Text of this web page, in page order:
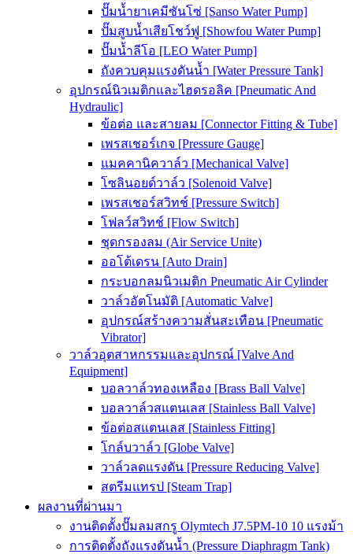
ปั๊มน้ำยาเคมีซันโซ่ [Sanso Water Pump]
ปั๊มสูบน้ำเสียโชว์ฟู [Showfou Water Pump]
ปั๊มน้ำลีโอ [LEO Water Pump]
ถังควบคุมแรงดันน้ำ [Water Pressure Tank]
อุปกรณ์นิวเมติกและไฮดรอลิค [Pneumatic And
Hydraulic]
ข้อต่อ และสายลม [Connector Fitting & Tube]
เพรสเชอร์เกจ [Pressure Gauge]
แมคคานิควาล์ว [Mechanical Valve]
โซลินอยด์วาล์ว [Solenoid Valve]
เพรสเชอร์สวิทช์ [Pressure Switch]
โฟลว์สวิทช์ [Flow Switch]
ชุดกรองลม (Air Service Unite)
ออโต้เดรน [Auto Drain]
กระบอกลมนิวเมติก Pneumatic Air Cylinder
วาล์วอัตโนมัติ [Automatic Valve]
อุปกรณ์สร้างความสั่นสะเทือน [Pneumatic
Vibrator]
วาล์วอุตสาหกรรมและอุปกรณ์ [Valve And
Equipment]
บอลวาล์วทองเหลือง [Brass Ball Valve]
บอลวาล์วสแตนเลส [Stainless Ball Valve]
ข้อต่อสแตนเลส [Stainless Fitting]
โกล์บวาล์ว [Globe Valve]
วาล์วลดแรงดัน [Pressure Reducing Valve]
สตรีมแทรป [Steam Trap]
ผลงานที่ผ่านมา
งานติดตั้งปั๊มลมสกรู Olymtech J7.5PM-10 10 แรงม้า
การติดตั้งถังแรงดันน้ำ (Pressure Diaphragm Tank)